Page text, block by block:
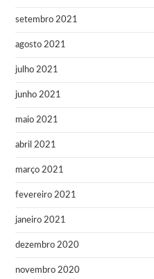
setembro 2021
agosto 2021
julho 2021
junho 2021
maio 2021
abril 2021
março 2021
fevereiro 2021
janeiro 2021
dezembro 2020
novembro 2020